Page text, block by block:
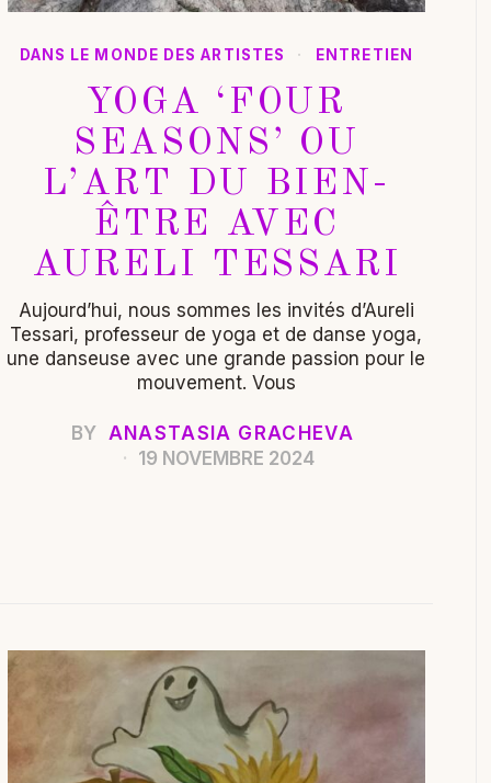
DANS LE MONDE DES ARTISTES · ENTRETIEN
YOGA ‘FOUR
SEASONS’ OU
L’ART DU BIEN-
ÊTRE AVEC
AURELI TESSARI
Aujourd’hui, nous sommes les invités d’Aureli
Tessari, professeur de yoga et de danse yoga,
une danseuse avec une grande passion pour le
mouvement. Vous
BY ANASTASIA GRACHEVA
19 NOVEMBRE 2024